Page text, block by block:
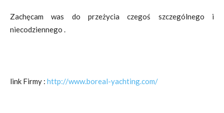
Zachęcam was do przeżycia czegoś szczególnego i
niecodziennego .
link Firmy : http://www.boreal-yachting.com/